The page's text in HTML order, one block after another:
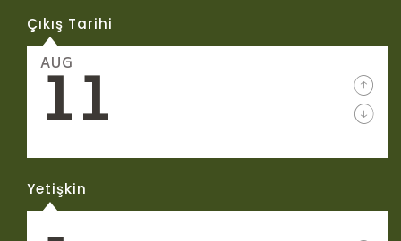
Çıkış Tarihi
AUG
11
Yetişkin